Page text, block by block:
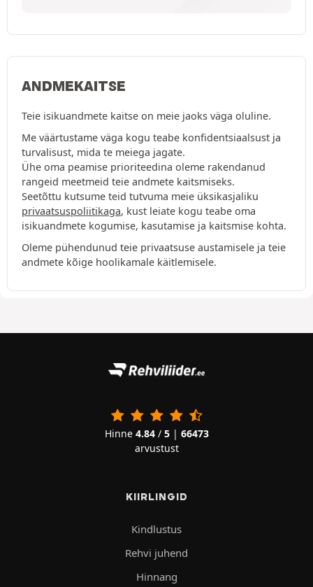
ANDMEKAITSE
Teie isikuandmete kaitse on meie jaoks väga oluline.
Me väärtustame väga kogu teabe konfidentsiaalsust ja
turvalisust, mida te meiega jagate.
Ühe oma peamise prioriteedina oleme rakendanud
rangeid meetmeid teie andmete kaitsmiseks.
Seetõttu kutsume teid tutvuma meie üksikasjaliku
privaatsuspoliitikaga, kust leiate kogu teabe oma
isikuandmete kogumise, kasutamise ja kaitsmise kohta.
Oleme pühendunud teie privaatsuse austamisele ja teie
andmete kõige hoolikamale käitlemisele.
Hinne 4.84/ 5| 66473
arvustust
KIIRLINGID
Kindlustus
Rehvi juhend
Hinnang